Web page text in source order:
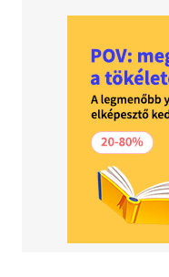
világa ismeretlen,
keresztül magukra